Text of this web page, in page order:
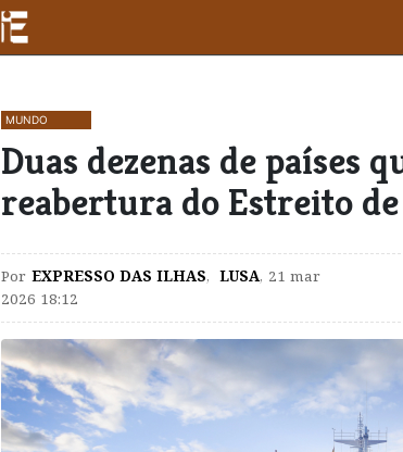
MUNDO
Duas dezenas de países
reabertura do Estreito
Por EXPRESSO DAS ILHAS, LUSA, 21 mar
2026 18:12